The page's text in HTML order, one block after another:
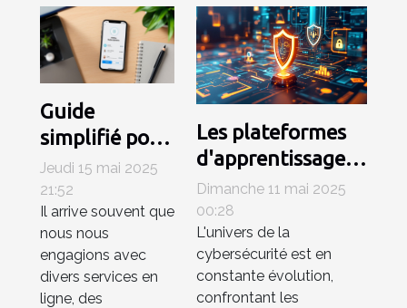
Guide
simplifié pour
annuler des
abonnements
aux services
en ligne
Jeudi 15 mai 2025
21:52
Il arrive souvent que
nous nous
engagions avec
divers services en
ligne, des
Les plateformes
d'apprentissage
en ligne pour
maîtriser la
cybersécurité
tendances et
recommandations
Dimanche 11 mai 2025
00:28
L'univers de la
cybersécurité est en
constante évolution,
confrontant les